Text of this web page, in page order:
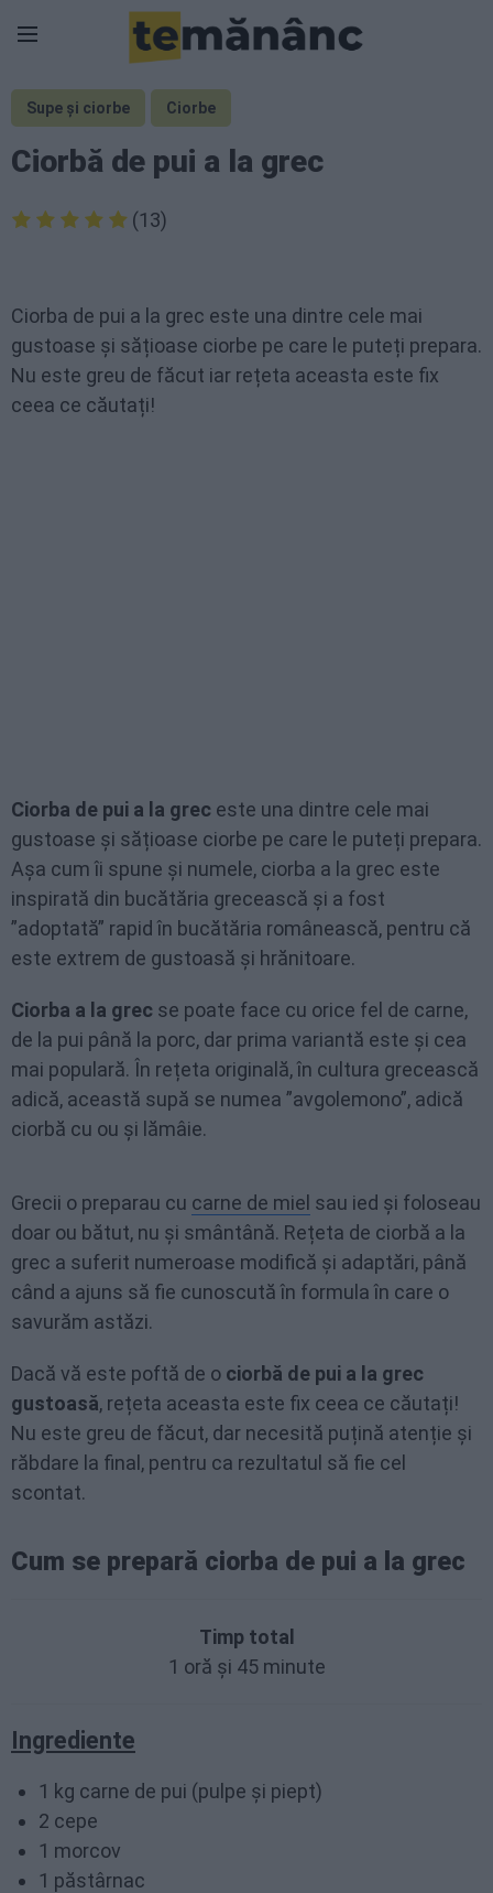
Supe și ciorbe Ciorbe
Ciorbă de pui a la grec
(13)
Ciorba de pui a la grec este una dintre cele mai
gustoase și sățioase ciorbe pe care le puteți prepara.
Nu este greu de făcut iar rețeta aceasta este fix
ceea ce căutați!
Ciorba de pui a la grec este una dintre cele mai
gustoase și sățioase ciorbe pe care le puteți prepara.
Așa cum îi spune și numele, ciorba a la grec este
inspirată din bucătăria grecească și a fost
”adoptată” rapid în bucătăria românească, pentru că
este extrem de gustoasă și hrănitoare.
Ciorba a la grec se poate face cu orice fel de carne,
de la pui până la porc, dar prima variantă este și cea
mai populară. În rețeta originală, în cultura grecească
adică, această supă se numea ”avgolemono”, adică
ciorbă cu ou și lămâie.
Grecii o preparau cu carne de miel sau ied și foloseau
doar ou bătut, nu și smântână. Rețeta de ciorbă a la
grec a suferit numeroase modifică și adaptări, până
când a ajuns să fie cunoscută în formula în care o
savurăm astăzi.
Dacă vă este poftă de o ciorbă de pui a la grec
gustoasă, rețeta aceasta este fix ceea ce căutați!
Nu este greu de făcut, dar necesită puțină atenție și
răbdare la final, pentru ca rezultatul să fie cel
scontat.
Cum se prepară ciorba de pui a la grec
Timp total
1 oră și 45 minute
Ingrediente
1 kg carne de pui (pulpe și piept)
2 cepe
1 morcov
1 păstârnac